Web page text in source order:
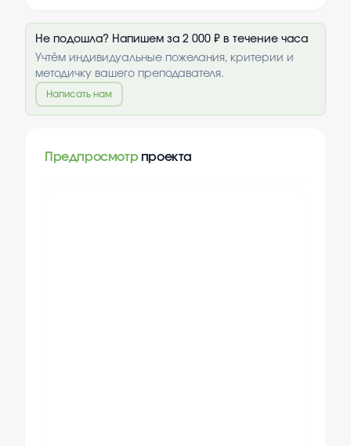
Не подошла? Напишем за 2 000 ₽ в течение часа
Учтём индивидуальные пожелания, критерии и
методичку вашего преподавателя.
Написать нам
Предпросмотр проекта